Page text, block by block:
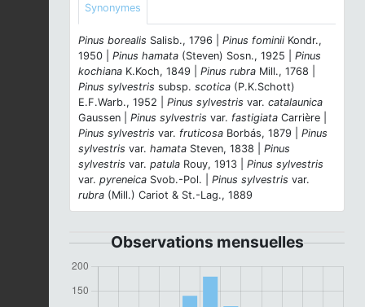
Synonymes
Pinus borealis Salisb., 1796 | Pinus fominii Kondr.,
1950 | Pinus hamata (Steven) Sosn., 1925 | Pinus
kochiana K.Koch, 1849 | Pinus rubra Mill., 1768 |
Pinus sylvestris subsp. scotica (P.K.Schott)
E.F.Warb., 1952 | Pinus sylvestris var. catalaunica
Gaussen | Pinus sylvestris var. fastigiata Carrière |
Pinus sylvestris var. fruticosa Borbás, 1879 | Pinus
sylvestris var. hamata Steven, 1838 | Pinus
sylvestris var. patula Rouy, 1913 | Pinus sylvestris
var. pyreneica Svob.-Pol. | Pinus sylvestris var.
rubra (Mill.) Cariot & St.-Lag., 1889
Observations mensuelles